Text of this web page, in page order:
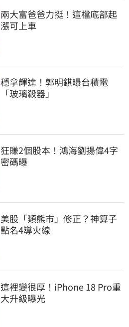
兩大富爸爸力挺！這檔底部起
漲可上車
穩拿輝達！郭明錤曝台積電
「玻璃殺器」
狂賺2個股本！鴻海劉揚偉4字
密碼曝
美股「類熊市」修正？神算子
點名4導火線
這裡變很厚！iPhone 18 Pro重
大升級曝光